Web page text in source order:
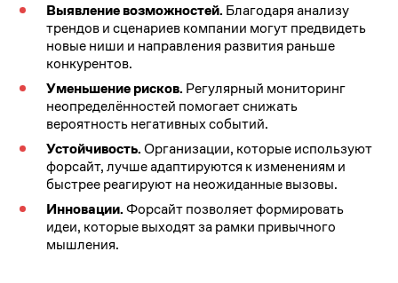
Выявление возможностей. Благодаря анализу
трендов и сценариев компании могут предвидеть
новые ниши и направления развития раньше
конкурентов.
Уменьшение рисков. Регулярный мониторинг
неопределённостей помогает снижать
вероятность негативных событий.
Устойчивость.Организации, которые используют
форсайт, лучше адаптируются к изменениям и
быстрее реагируют на неожиданные вызовы.
Инновации.Форсайт позволяет формировать
идеи, которые выходят за рамки привычного
мышления.